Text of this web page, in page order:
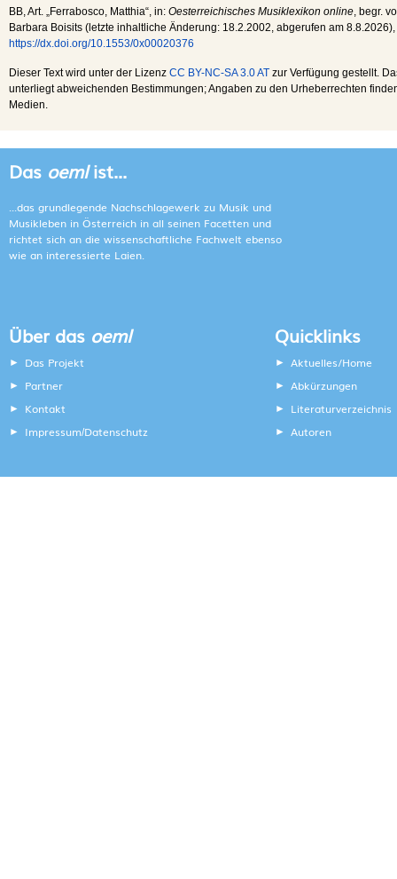
BB , Art. „Ferrabosco, Matthia“, in: Oesterreichisches Musiklexikon online , begr.
Barbara Boisits (letzte inhaltliche Änderung: 18.2.2002 , abgerufen am 8.8.2026),
https://dx.doi.org/10.1553/0x00020376
Dieser Text wird unter der Lizenz CC BY-NC-SA 3.0 AT zur Verfügung gestellt.
unterliegt abweichenden Bestimmungen; Angaben zu den Urheberrechten
Medien.
Das oemlist...
...das grundlegende Nachschlagewerk zu Musik und
Musikleben in Österreich in all seinen Facetten und
richtet sich an die wissenschaftliche Fachwelt ebenso
wie an interessierte Laien.
Über das oeml
Das Projekt
Partner
Kontakt
Impressum/Datenschutz
Quicklinks
Aktuelles/Home
Abkürzungen
Literaturverzeichnis
Autoren